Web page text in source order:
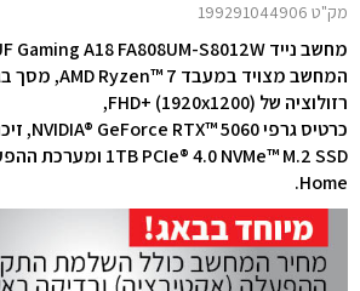
מק"ט 199291044906
מחשב נייד TUF Gaming A18 FA808UM-S8012W מבית ASUS
המחשב מצויד במעבד AMD Ryzen™ 7,
רזולוציה של FHD+ (1920x1200),
כרטיס גרפי NVIDIA® GeForce RTX™ 5060,
Home.